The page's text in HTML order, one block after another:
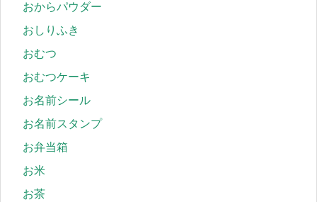
おからパウダー
おしりふき
おむつ
おむつケーキ
お名前シール
お名前スタンプ
お弁当箱
お米
お茶